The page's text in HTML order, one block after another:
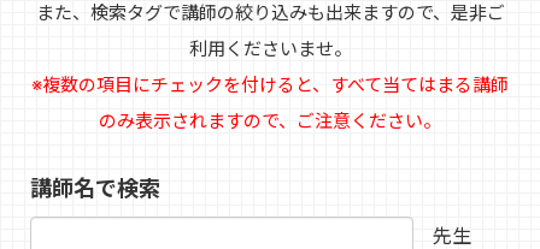
また、検索タグで講師の絞り込みも出来ますので、是非ご
利用くださいませ。
※複数の項目にチェックを付けると、すべて当てはまる講師
のみ表示されますので、ご注意ください。
講師名で検索
先生